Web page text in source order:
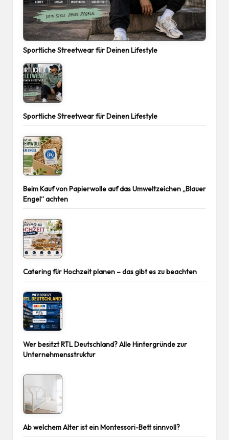
Sportliche Streetwear für Deinen Lifestyle
Sportliche Streetwear für Deinen Lifestyle
Beim Kauf von Papierwolle auf das Umweltzeichen „Blauer
Engel“ achten
Catering für Hochzeit planen – das gibt es zu beachten
Wer besitzt RTL Deutschland? Alle Hintergründe zur
Unternehmensstruktur
Ab welchem Alter ist ein Montessori-Bett sinnvoll?